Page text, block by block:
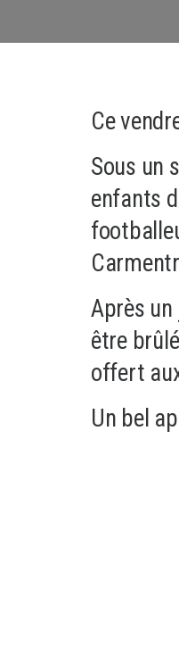
Ce
Sous un
enfants
Après
être
offert
Un bel